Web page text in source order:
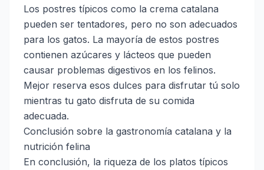
Los postres típicos como la crema catalana
pueden ser tentadores, pero no son adecuados
para los gatos. La mayoría de estos postres
contienen azúcares y lácteos que pueden
causar problemas digestivos en los felinos.
Mejor reserva esos dulces para disfrutar tú solo
mientras tu gato disfruta de su comida
adecuada.
Conclusión sobre la gastronomía catalana y la
nutrición felina
En conclusión, la riqueza de los platos típicos